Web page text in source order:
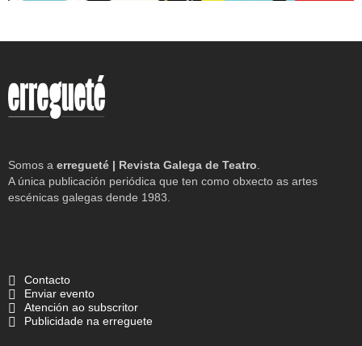
Somos a erregueté | Revista Galega de Teatro
A única publicación periódica que ten como obxecto as artes
escénicas galegas dende 1983.
Contacto
Enviar evento
Atención ao subscritor
Publicidade na erreguete